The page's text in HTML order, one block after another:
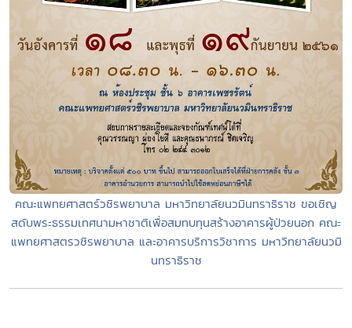
คณะแพทยศาสตร์วชิรพยาบาล มหาวิทยาลัยนวมินทราธิราช ขอเชิญ
สดับพระธรรมเทศนามหาชาติเพื่อสมทบทุนสร้างอาคารผู้ป่วยนอก คณะ
แพทยศาสตรวชิรพยาบาล และอาคารบริการวิชาการ มหาวิทยาลัยนวมิ
นทราธิราช